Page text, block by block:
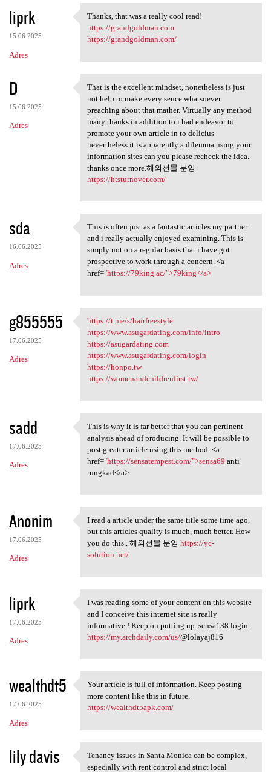
K
o
m
e
n
t
a
r
liprk
15.06.2025
Adres
Thanks, that was a really
Thanks, that was a really cool read!
https://grandgoldman.com
https://grandgoldman.com/
D
15.06.2025
Adres
That is the excellent mindset
That is the excellent mindset, nonetheless is just
not help to make every sence whatsoever
preaching about that mather. Virtually any method
many thanks in addition to i had endeavor to
promote your own article in to delicius
nevertheless it is apparently a dilemma using your
information sites can you please recheck the idea.
thanks once more.해외선물 분양
https://htsturnover.com/
sda
16.06.2025
Adres
This is often just as a
This is often just as a fantastic articles my partner
and i really actually enjoyed examining. This is
simply not on a regular basis that i have got
prospective to work through a concern. <a
href="https://79king.ac/">79king</a>
g855555
17.06.2025
Adres
https://t.me/s/hairfreestyle
https://t.me/s/hairfreestyle
https://www.asugardating.com/info/intro
https://asugardating.com
https://www.asugardating.com/login
https://honpo.tw
https://womenandchildrenfirst.tw/
sadd
17.06.2025
Adres
This is why it is far better
This is why it is far better that you can pertinent
analysis ahead of producing. It will be possible to
post greater article using this method. <a
href="https://sensatempest.com/">sensa69 anti
rungkad</a>
Anonim
17.06.2025
Adres
I read a article under the
I read a article under the same title some time ago,
but this articles quality is much, much better. How
you do this.. 해외선물 분양 https://yc-
solution.net/
liprk
17.06.2025
Adres
I was reading some of your
I was reading some of your content on this website
and I conceive this internet site is really
informative ! Keep on putting up. sensa138 login
https://my.archdaily.com/us/@lolayaj816
wealthdt5
17.06.2025
Adres
Your article is full of
Your article is full of information. Keep posting
more content like this in future.
https://wealthdt5apk.com/
lily davis Tenancy issues in Santa
Tenancy issues in Santa Monica can be complex,
especially with rent control and strict local